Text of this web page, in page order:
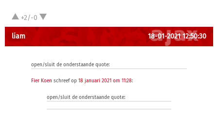
+2/-0
liam 18-01-2021 12:50:30
open/sluit de onderstaande quote:
Fier Koen schreef op 18 januari 2021 om 11:28:
open/sluit de onderstaande quote: